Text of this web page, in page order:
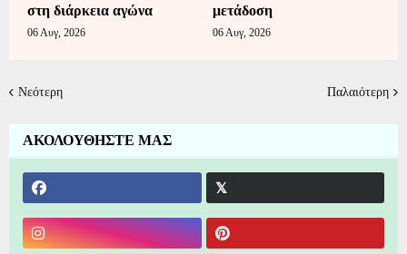
στη διάρκεια αγώνα
06 Αυγ, 2026
μετάδοση
06 Αυγ, 2026
Νεότερη Παλαιότερη
ΑΚΟΛΟΥΘΗΣΤΕ ΜΑΣ